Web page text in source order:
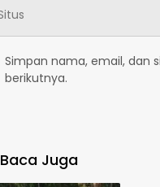
Simpan nama, email, dan
berikutnya.
Baca Juga